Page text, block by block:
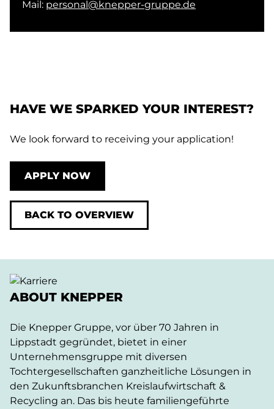
Mail: personal@knepper-gruppe.de
HAVE WE SPARKED YOUR INTEREST?
We look forward to receiving your application!
APPLY NOW
BACK TO OVERVIEW
ABOUT KNEPPER
Die Knepper Gruppe, vor über 70 Jahren in
Lippstadt gegründet, bietet in einer
Unternehmensgruppe mit diversen
Tochtergesellschaften ganzheitliche Lösungen in
den Zukunftsbranchen Kreislaufwirtschaft &
Recycling an. Das bis heute familiengeführte